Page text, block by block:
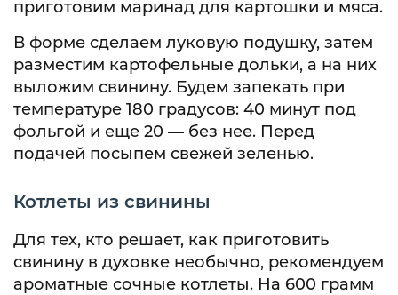
приготовим маринад для картошки и мяса.
В форме сделаем луковую подушку, затем
разместим картофельные дольки, а на них
выложим свинину. Будем запекать при
температуре 180 градусов: 40 минут под
фольгой и еще 20 — без нее. Перед
подачей посыпем свежей зеленью.
Котлеты из свинины
Для тех, кто решает, как приготовить
свинину в духовке необычно, рекомендуем
ароматные сочные котлеты. На 600 грамм